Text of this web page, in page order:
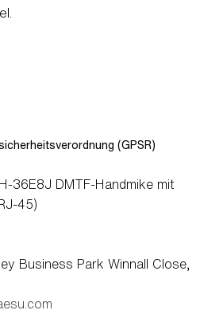
(GPSR)
36E8J DMTF-Handmike mit
45)
Business Park Winnall Close,